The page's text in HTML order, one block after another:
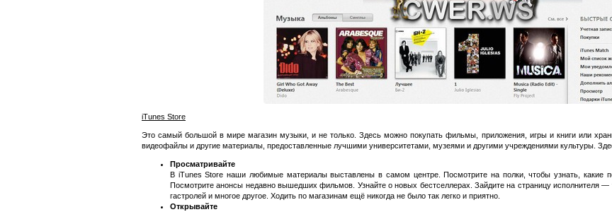
iTunes Store
Это самый большой в мире магазин музыки, и не только. Здесь можно покупать фильмы, приложения, игры и книги или
видеофайлы и другие материалы, предоставленные лучшими университетами, музеями и другими учреждениями культуры.
Просматривайте
В iTunes Store наши любимые материалы выставлены в самом центре. Посмотрите на полки, чтобы узнать, какие
Посмотрите анонсы недавно вышедших фильмов. Узнайте о новых бестселлерах. Зайдите на страницу исполнителя
гастролей и многое другое. Ходить по магазинам ещё никогда не было так легко и приятно.
Открывайте